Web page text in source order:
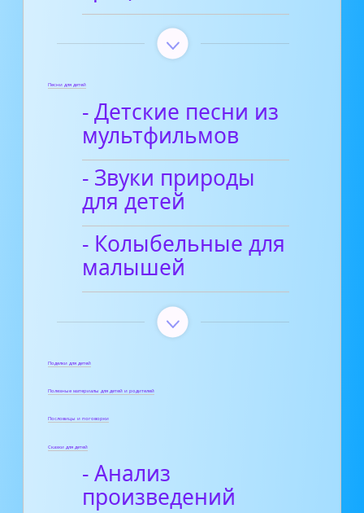
Песни для детей
- Детские песни из
мультфильмов
- Звуки природы
для детей
- Колыбельные для
малышей
Поделки для детей
Полезные материалы для детей и родителей
Пословицы и поговорки
Сказки для детей
- Анализ
произведений